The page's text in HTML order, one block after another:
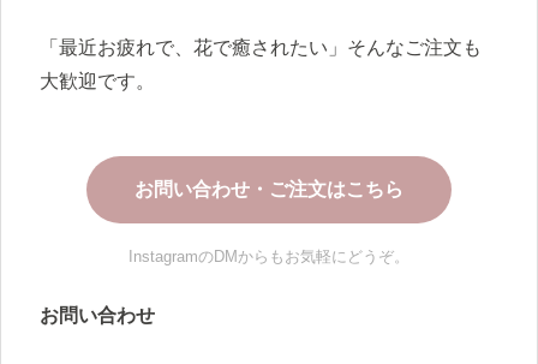
「最近お疲れで、花で癒されたい」そんなご注文も
大歓迎です。
お問い合わせ・ご注文はこちら
InstagramのDMからもお気軽にどうぞ。
お問い合わせ